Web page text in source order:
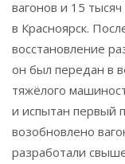
вагонов и 15
в Красноярск.
восстановление
он был передан в
тяжёлого
и испытан первый
возобновлено
разработали